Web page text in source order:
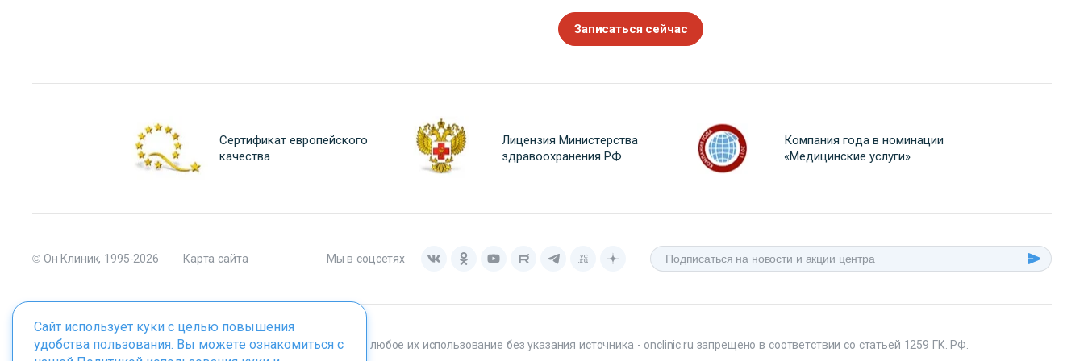
Записаться сейчас
Сертификат европейского
качества
Лицензия Министерства
здравоохранения РФ
Компания года в номинации
«Медицинские услуги»
© Он Клиник, 1995-2026 Карта сайта Мы в соцсетях
Материалы сайта являются собственностью ООО "Он Клиник", любое их использование без указания источника - onclinic.ru запрещено в соответствии со статьей 1259 ГК. РФ.
Сайт использует куки с целью повышения
удобства пользования. Вы можете ознакомиться с